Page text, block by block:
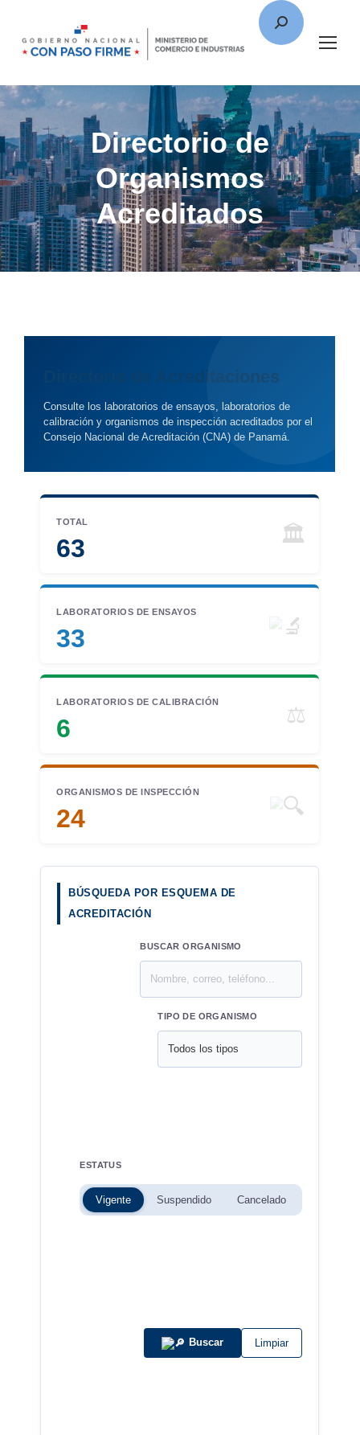
Directorio de
Organismos
Acreditados
Directorio de Acreditaciones
Consulte los laboratorios de ensayos, laboratorios de
calibración y organismos de inspección acreditados por el
Consejo Nacional de Acreditación (CNA) de Panamá.
TOTAL
63 🏛
LABORATORIOS DE ENSAYOS
33
LABORATORIOS DE CALIBRACIÓN
6 ⚖
ORGANISMOS DE INSPECCIÓN
24
BÚSQUEDA POR ESQUEMA DE
ACREDITACIÓN
BUSCAR ORGANISMO
TIPO DE ORGANISMO
ESTATUS
Vigente Suspendido Cancelado
Buscar Limpiar